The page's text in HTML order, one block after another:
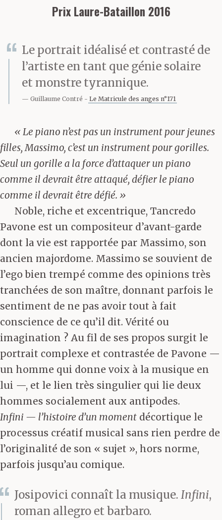
Prix Laure-Bataillon 2016
Le portrait idéalisé et contrasté de
l’artiste en tant que génie solaire
et monstre tyrannique.
Guillaume Contré Le Matricule des anges n°171
« Le piano n’est pas un instrument pour jeunes
filles, Massimo, c’est un instrument pour gorilles.
Seul un gorille a la force d’attaquer un piano
comme il devrait être attaqué, défier le piano
comme il devrait être défié. »
Noble, riche et excentrique, Tancredo
Pavone est un compositeur d’avant-garde
dont la vie est rapportée par Massimo, son
ancien majordome. Massimo se souvient de
l’ego bien trempé comme des opinions très
tranchées de son maître, donnant parfois le
sentiment de ne pas avoir tout à fait
conscience de ce qu’il dit. Vérité ou
imagination ? Au fil de ses propos surgit le
portrait complexe et contrastée de Pavone —
un homme qui donne voix à la musique en
lui —, et le lien très singulier qui lie deux
hommes socialement aux antipodes.
Infini — l’histoire d’un moment décortique le
processus créatif musical sans rien perdre de
l’originalité de son « sujet », hors norme,
parfois jusqu’au comique.
Josipovici connaît la musique. Infini,
roman allegro et barbaro.